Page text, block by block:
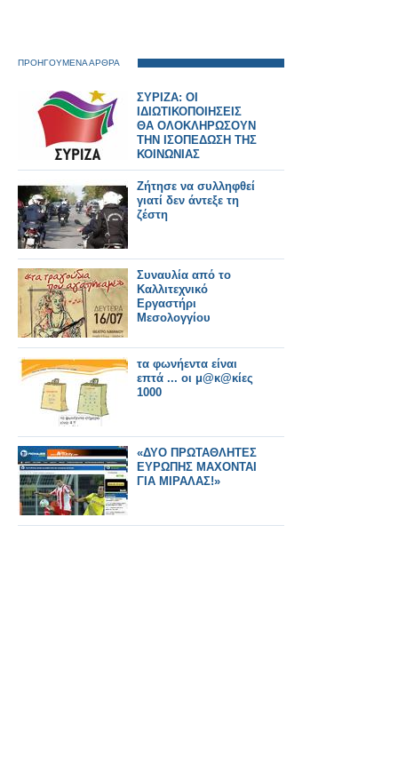
ΠΡΟΗΓΟΥΜΕΝΑ ΑΡΘΡΑ
ΣΥΡΙΖΑ: ΟΙ
ΙΔΙΩΤΙΚΟΠΟΙΗΣΕΙΣ
ΘΑ ΟΛΟΚΛΗΡΩΣΟΥΝ
ΤΗΝ ΙΣΟΠΕΔΩΣΗ ΤΗΣ
ΚΟΙΝΩΝΙΑΣ
Ζήτησε να συλληφθεί
γιατί δεν άντεξε τη
ζέστη
Συναυλία από το
Καλλιτεχνικό
Εργαστήρι
Μεσολογγίου
τα φωνήεντα είναι
επτά ... οι μ@κ@κίες
1000
«ΔΥΟ ΠΡΩΤΑΘΛΗΤΕΣ
ΕΥΡΩΠΗΣ ΜΑΧΟΝΤΑΙ
ΓΙΑ ΜΙΡΑΛΑΣ!»